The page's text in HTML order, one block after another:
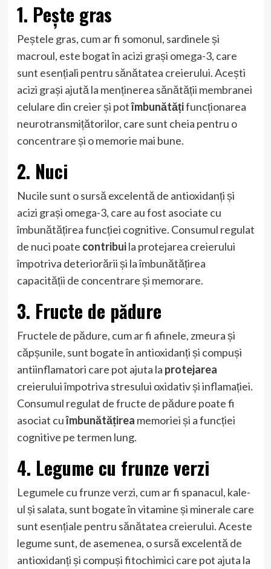
1. Pește gras
Peștele gras, cum ar fi somonul, sardinele și
macroul, este bogat în acizi grași omega-3, care
sunt esențiali pentru sănătatea creierului. Acești
acizi grași ajută la menținerea sănătății membranei
celulare din creier și potîmbunătățifuncționarea
neurotransmițătorilor, care sunt cheia pentru o
concentrare și o memorie mai bune.
2. Nuci
Nucile sunt o sursă excelentă de antioxidanți și
acizi grași omega-3, care au fost asociate cu
îmbunătățirea funcției cognitive. Consumul regulat
de nuci poate contribuila protejarea creierului
împotriva deteriorării și la îmbunătățirea
capacității de concentrare și memorare.
3. Fructe de pădure
Fructele de pădure, cum ar fi afinele, zmeura și
căpșunile, sunt bogate în antioxidanți și compuși
antiinflamatori care pot ajuta la protejarea
creierului împotriva stresului oxidativ și inflamației.
Consumul regulat de fructe de pădure poate fi
asociat cuîmbunătățirea memoriei și a funcției
cognitive pe termen lung.
4. Legume cu frunze verzi
Legumele cu frunze verzi, cum ar fi spanacul, kale-
ul și salata, sunt bogate în vitamine și minerale care
sunt esențiale pentru sănătatea creierului. Aceste
legume sunt, de asemenea, o sursă excelentă de
antioxidanți și compuși fitochimici care pot ajuta la